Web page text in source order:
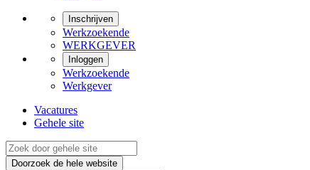
Inschrijven
Werkzoekende
WERKGEVER
Inloggen
Werkzoekende
Werkgever
Vacatures
Gehele site